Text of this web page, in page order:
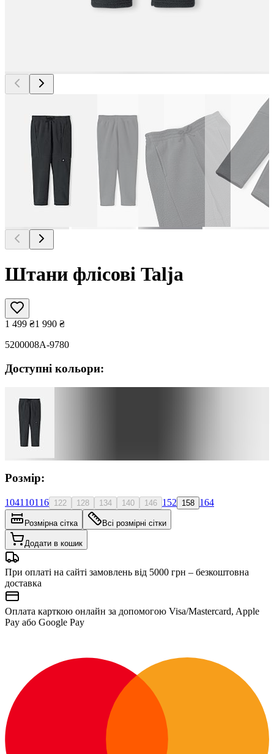
Штани флісові Talja
1 499 ₴1 990 ₴
5200008A-9780
Доступні кольори:
Розмір:
104110116 122 128 134 140 146 152 158 164
Розмірна сітка Всі розмірні сітки
Додати в кошик
При оплаті на сайті замовлень від 5000 грн – безкоштовна
доставка
Оплата карткою онлайн за допомогою Visa/Mastercard, Apple
Pay або Google Pay